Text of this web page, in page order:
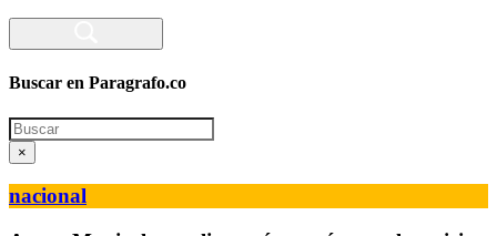
Buscar en Paragrafo.co
Search
×
nacional